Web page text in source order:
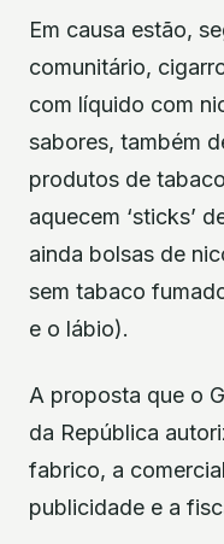
Em causa estão,
comunitário,
com líquido com
sabores, também
produtos de
aquecem ‘sticks’
ainda bolsas de
sem tabaco
e o lábio).
A proposta que o
da República
fabrico, a
publicidade e a